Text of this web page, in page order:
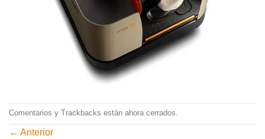
Comentarios y Trackbacks están ahora cerrados.
← Anterior